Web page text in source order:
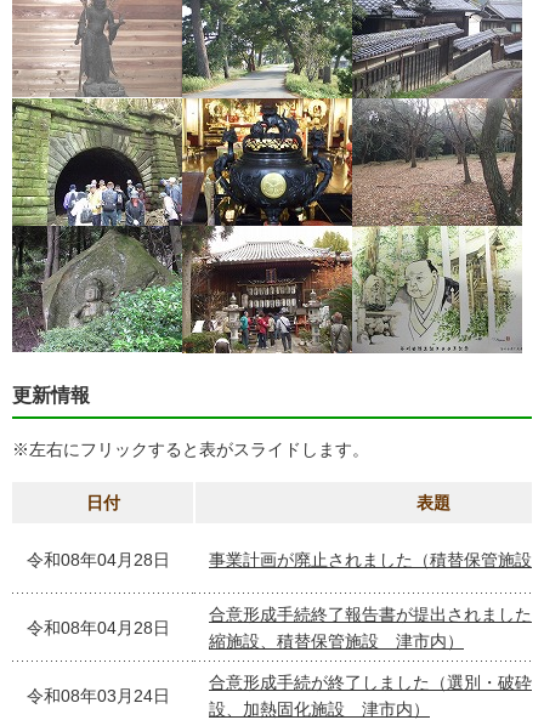
更新情報
※左右にフリックすると表がスライドします。
日付 表題
令和08年04月28日 事業計画が廃止されました（積替保管施
令和08年04月28日
合意形成手続終了報告書が提出されました
縮施設、積替保管施設 津市内）
令和08年03月24日
合意形成手続が終了しました（選別・破砕
設、加熱固化施設 津市内）